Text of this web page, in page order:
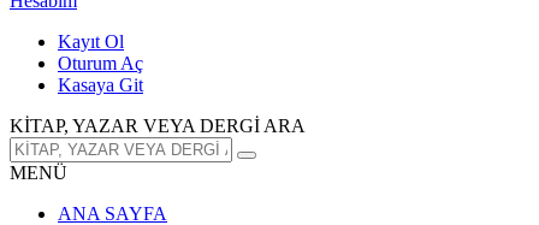
Kayıt Ol
Oturum Aç
Kasaya Git
KİTAP, YAZAR VEYA DERGİ ARA
MENÜ
ANA SAYFA